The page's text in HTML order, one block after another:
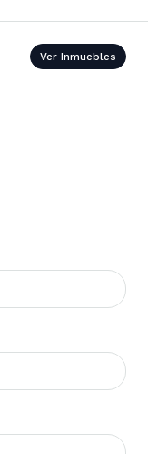
Ver Inmuebles